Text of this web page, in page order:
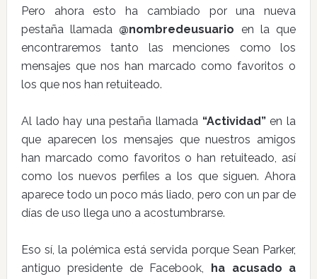
Pero ahora esto ha cambiado por una nueva
pestaña llamada @nombredeusuario en la que
encontraremos tanto las menciones como los
mensajes que nos han marcado como favoritos o
los que nos han retuiteado.
Al lado hay una pestaña llamada “Actividad”en la
que aparecen los mensajes que nuestros amigos
han marcado como favoritos o han retuiteado, así
como los nuevos perfiles a los que siguen. Ahora
aparece todo un poco más liado, pero con un par de
días de uso llega uno a acostumbrarse.
Eso sí, la polémica está servida porque Sean Parker,
antiguo presidente de Facebook, ha acusado a